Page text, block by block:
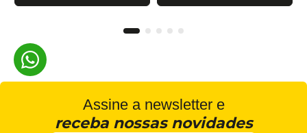
Assine a newsletter e
receba nossas novidades